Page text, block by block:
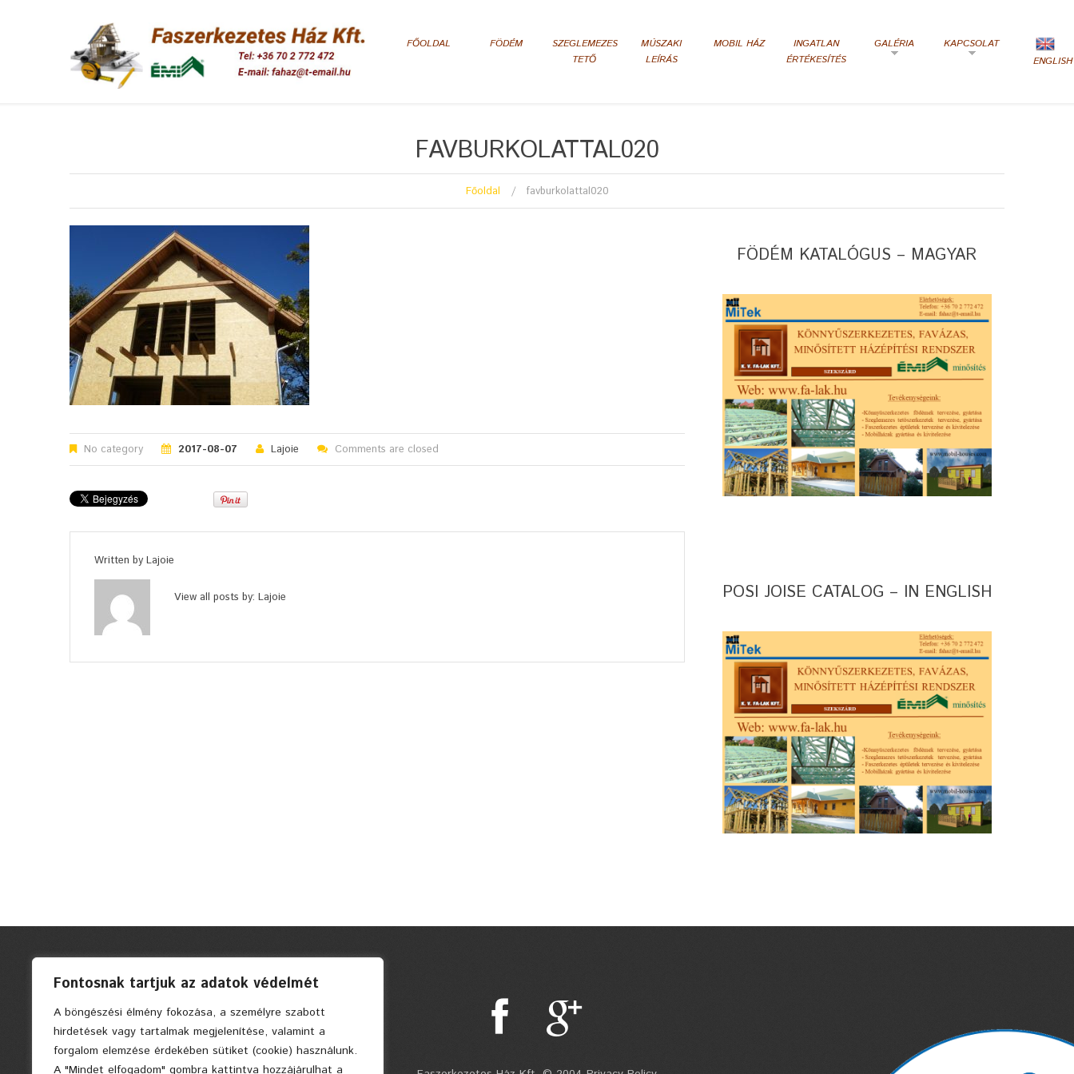
Fontosnak tartjuk az adatok védelmét
A böngészési élmény fokozása, a személyre szabott
hirdetések vagy tartalmak megjelenítése, valamint a
forgalom elemzése érdekében sütiket (cookie) használunk.
A "Mindet elfogadom" gombra kattintva hozzájárulhat a
FŐOLDAL FÖDÉM
SZEGLEMEZES
TETŐ
MÚSZAKI
LEÍRÁS
MOBIL HÁZ
INGATLAN
ÉRTÉKESÍTÉS
GALÉRIA
KAPCSOLAT
ENGLISH
FAVBURKOLATTAL020
Főoldal favburkolattal020
No category 2017-08-07 Lajoie Comments are closed
Written by Lajoie
View all posts by: Lajoie
FÖDÉM KATALÓGUS – MAGYAR
POSI JOISE CATALOG – IN ENGLISH